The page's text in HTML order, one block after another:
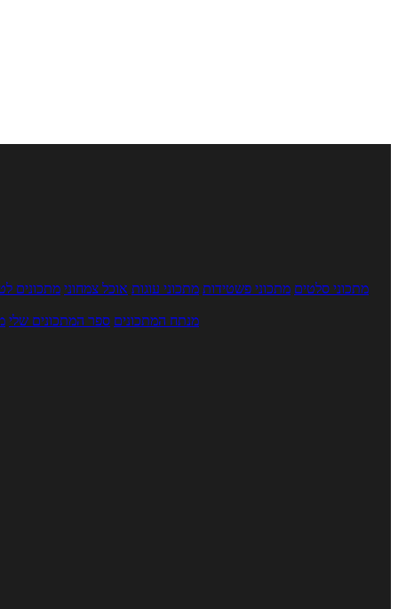
מתכוני סלטים מתכוני פשטידות מתכוני עוגות אוכל צמחוני מתכונים
מנתח המתכונים ספר המתכונים שלי